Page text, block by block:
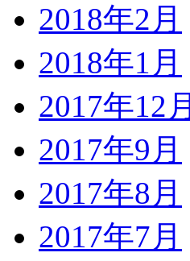
2018年2月
2018年1月
2017年12月
2017年9月
2017年8月
2017年7月